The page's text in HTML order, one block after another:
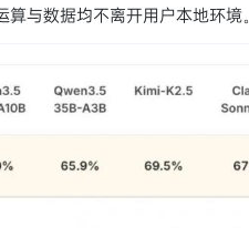
数据均不离开用户本地环境。